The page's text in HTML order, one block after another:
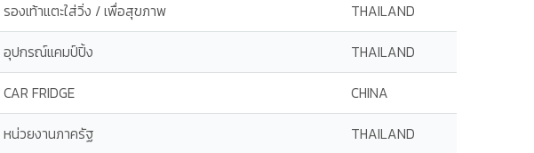
รองเท้าแตะใส่วิ่ง / เพื่อสุขภาพ
THAILAND
อุปกรณ์แคมป์ปิ้ง
THAILAND
CAR FRIDGE
CHINA
หน่วยงานภาครัฐ
THAILAND